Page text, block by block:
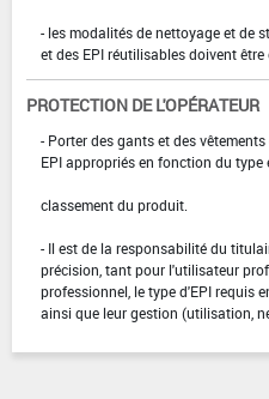
- les modalités de nettoyage et de
et des EPI réutilisables doivent
PROTECTION DE L'OPÉRATEUR
- Porter des gants et des
EPI appropriés en fonction du type
classement du produit.
- Il est de la responsabilité du
précision, tant pour l'utilisateur
professionnel, le type d'EPI requis
ainsi que leur gestion (utilisation,